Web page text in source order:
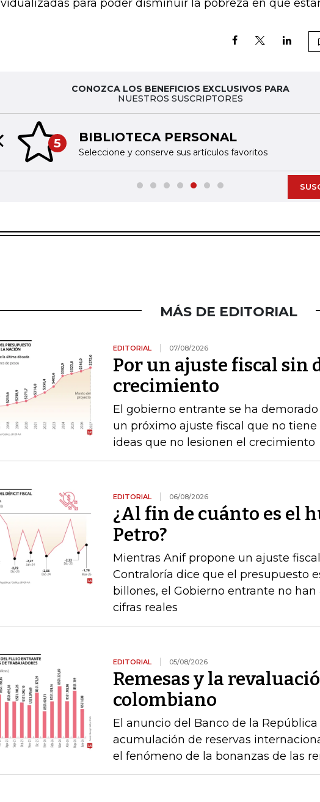
para poder disminuir la pobreza en que
CONOZCA LOS BENEFICIOS EXCLUSIVOS PARA
NUESTROS SUSCRIPTORES
5 BIBLIOTECA PERSONAL
Seleccione y conserve sus artículos favoritos
slide
MÁS DE EDITORIAL
EDITORIAL 07/08/2026
Por un ajuste fiscal sin
crecimiento
El gobierno entrante se ha
un próximo ajuste fiscal que no tiene
ideas que no lesionen el crecimiento
EDITORIAL 06/08/2026
¿Al fin de cuánto es el
Petro?
Mientras Anif propone un ajuste
Contraloría dice que el presupuesto
billones, el Gobierno entrante no
cifras reales
EDITORIAL 05/08/2026
Remesas y la
colombiano
El anuncio del Banco de la
acumulación de reservas
el fenómeno de la bonanzas de las